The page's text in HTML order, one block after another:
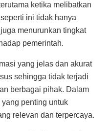
ketika melibatkan
ini tidak hanya
menurunkan tingkat
pemerintah.
yang jelas dan akurat
sehingga tidak terjadi
berbagai pihak. Dalam
penting untuk
relevan dan terpercaya.